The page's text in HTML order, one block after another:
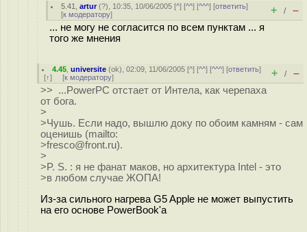
5.41 ,artur(?), 10:35, 10/06/2005 [^] [^^] [^^^] [ответить]
[к модератору] + / –
... не могу не согласится по всем пунктам ... я
того же мнения
4.45 ,universite (ok), 02:09, 11/06/2005 [^] [^^] [^^^] [ответить]
[↑] [к модератору] + / –
>> ...PowerPC отстает от Интела, как черепаха
от бога.
>
>Чушь. Если надо, вышлю доку по обоим камням - сам
оценишь (mailto:
>fresco@front.ru).
>
>P. S. : я не фанат маков, но архитектура Intel - это
>в любом случае ЖОПА!
Из-за сильного нагрева G5 Apple не может выпустить
на его основе PowerBook'a